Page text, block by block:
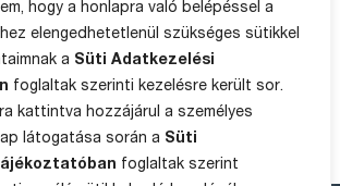
hogy a honlapra való belépéssel a
elengedhetetlenül szükséges sütikkel
a Süti Adatkezelési
foglaltak szerinti kezelésre került sor.
kattintva hozzájárul a személyes
látogatása során a Süti
foglaltak szerint
Impresszum
Média
Panaszkezelés
Oldaltérkép